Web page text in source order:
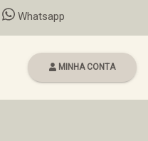
Whatsapp
MINHA CONTA